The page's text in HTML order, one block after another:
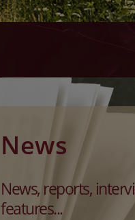
News
News, reports,
features...